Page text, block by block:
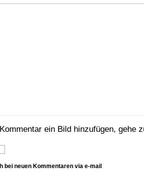
ein Bild hinzufügen, gehe
bei neuen Kommentaren via e-mail